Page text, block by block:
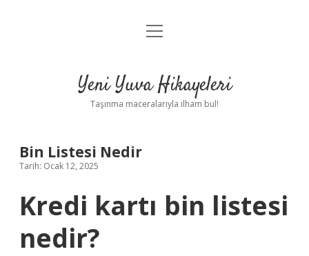
Anasayfa
Yasal Uyarı
menüyü
Yeni Yuva Hikayeleri
Taşınma maceralarıyla ilham bul!
Bin Listesi Nedir
Tarih: Ocak 12, 2025
Kredi kartı bin listesi
nedir?